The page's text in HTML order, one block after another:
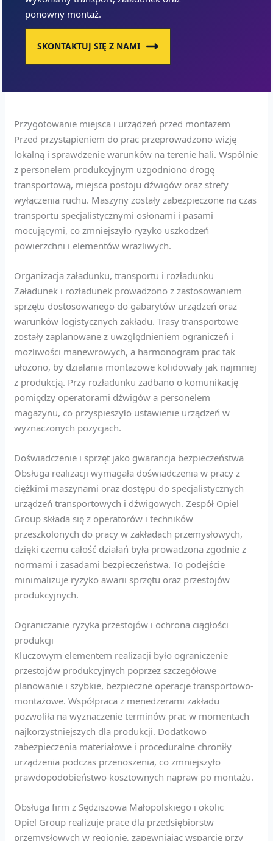
ponowny montaż.
SKONTAKTUJ SIĘ Z NAMI
Przygotowanie miejsca i urządzeń przed montażem
Przed przystąpieniem do prac przeprowadzono wizję
lokalną i sprawdzenie warunków na terenie hali. Wspólnie
z personelem produkcyjnym uzgodniono drogę
transportową, miejsca postoju dźwigów oraz strefy
wyłączenia ruchu. Maszyny zostały zabezpieczone na czas
transportu specjalistycznymi osłonami i pasami
mocującymi, co zmniejszyło ryzyko uszkodzeń
powierzchni i elementów wrażliwych.
Organizacja załadunku, transportu i rozładunku
Załadunek i rozładunek prowadzono z zastosowaniem
sprzętu dostosowanego do gabarytów urządzeń oraz
warunków logistycznych zakładu. Trasy transportowe
zostały zaplanowane z uwzględnieniem ograniczeń i
możliwości manewrowych, a harmonogram prac tak
ułożono, by działania montażowe kolidowały jak najmniej
z produkcją. Przy rozładunku zadbano o komunikację
pomiędzy operatorami dźwigów a personelem
magazynu, co przyspieszyło ustawienie urządzeń w
wyznaczonych pozycjach.
Doświadczenie i sprzęt jako gwarancja bezpieczeństwa
Obsługa realizacji wymagała doświadczenia w pracy z
ciężkimi maszynami oraz dostępu do specjalistycznych
urządzeń transportowych i dźwigowych. Zespół Opiel
Group składa się z operatorów i techników
przeszkolonych do pracy w zakładach przemysłowych,
dzięki czemu całość działań była prowadzona zgodnie z
normami i zasadami bezpieczeństwa. To podejście
minimalizuje ryzyko awarii sprzętu oraz przestojów
produkcyjnych.
Ograniczanie ryzyka przestojów i ochrona ciągłości
produkcji
Kluczowym elementem realizacji było ograniczenie
przestojów produkcyjnych poprzez szczegółowe
planowanie i szybkie, bezpieczne operacje transportowo-
montażowe. Współpraca z menedżerami zakładu
pozwoliła na wyznaczenie terminów prac w momentach
najkorzystniejszych dla produkcji. Dodatkowo
zabezpieczenia materiałowe i proceduralne chroniły
urządzenia podczas przenoszenia, co zmniejszyło
prawdopodobieństwo kosztownych napraw po montażu.
Obsługa firm z Sędziszowa Małopolskiego i okolic
Opiel Group realizuje prace dla przedsiębiorstw
przemysłowych w regionie, zapewniając wsparcie przy